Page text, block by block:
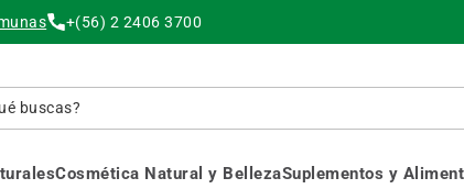
+(56) 2 2406 3700
Cosmética Natural y BellezaSuplementos y